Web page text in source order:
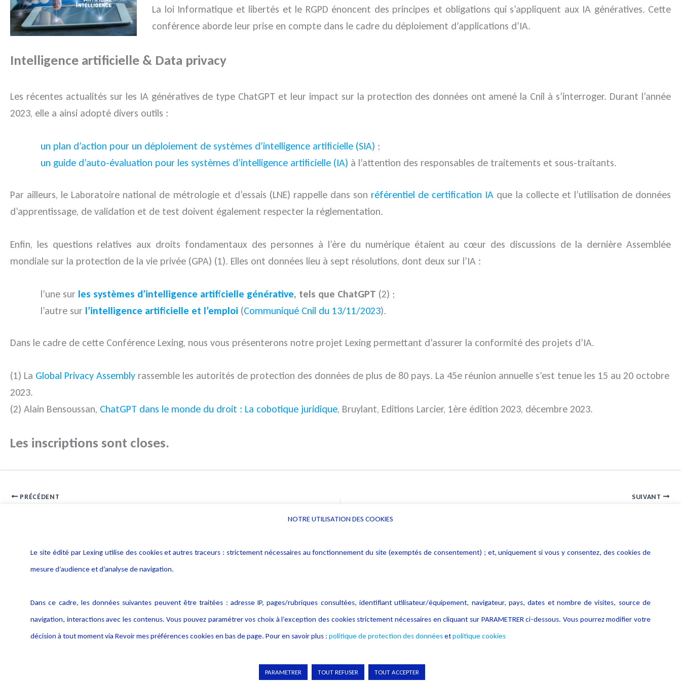
La loi Informatique et libertés et le RGPD énoncent des principes et obligations qui s’appliquent aux IA génératives. Cette
conférence aborde leur prise en compte dans le cadre du déploiement d’applications d’IA.
Intelligence artificielle & Data privacy
Les récentes actualités sur les IA génératives de type ChatGPT et leur impact sur la protection des données ont amené la Cnil à s’interroger. Durant l’année
2023, elle a ainsi adopté divers outils :
un plan d’action pour un déploiement de systèmes d’intelligence artificielle (SIA) ;
un guide d’auto-évaluation pour les systèmes d’intelligence artificielle (IA) à l’attention des responsables de traitements et sous-traitants.
Par ailleurs, le Laboratoire national de métrologie et d’essais (LNE) rappelle dans son référentiel de certification IA que la collecte et l’utilisation de données
d’apprentissage, de validation et de test doivent également respecter la réglementation.
Enfin, les questions relatives aux droits fondamentaux des personnes à l’ère du numérique étaient au cœur des discussions de la dernière Assemblée
mondiale sur la protection de la vie privée (GPA) (1). Elles ont données lieu à sept résolutions, dont deux sur l’IA :
l’une sur les systèmes d’intelligence artificielle générative, tels que ChatGPT (2) ;
l’autre sur l’intelligence artificielle et l’emploi (Communiqué Cnil du 13/11/2023).
Dans le cadre de cette Conférence Lexing, nous vous présenterons notre projet Lexing permettant d’assurer la conformité des projets d’IA.
(1) La Global Privacy Assembly rassemble les autorités de protection des données de plus de 80 pays. La 45e réunion annuelle s’est tenue les 15 au 20 octobre
2023.
(2) Alain Bensoussan, ChatGPT dans le monde du droit : La cobotique juridique, Bruylant, Editions Larcier, 1ère édition 2023, décembre 2023.
Les inscriptions sont closes.
PRÉCÉDENT SUIVANT
Politique de protection des
données
Politique cookies
Crédit Photo
NOTRE UTILISATION DES COOKIES
Le site édité par Lexing utilise des cookies et autres traceurs : strictement nécessaires au fonctionnement du site (exemptés de consentement) ; et, uniquement si vous y consentez, des cookies de
mesure d’audience et d’analyse de navigation.
Dans ce cadre, les données suivantes peuvent être traitées : adresse IP, pages/rubriques consultées, identifiant utilisateur/équipement, navigateur, pays, dates et nombre de visites, source de
navigation, interactions avec les contenus. Vous pouvez paramétrer vos choix à l’exception des cookies strictement nécessaires en cliquant sur PARAMETRER ci-dessous. Vous pourrez modifier votre
décision à tout moment via Revoir mes préférences cookies en bas de page. Pour en savoir plus : politique de protection des donnéesetpolitique cookies
PARAMETRER TOUT REFUSER TOUT ACCEPTER